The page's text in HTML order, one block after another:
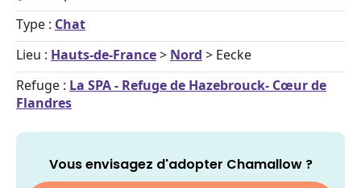
Type : Chat
Lieu : Hauts-de-France> Nord > Eecke
Refuge : La SPA - Refuge de Hazebrouck- Cœur de
Flandres
Vous envisagez d'adopter Chamallow ?